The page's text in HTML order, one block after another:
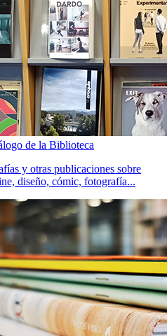
de la Biblioteca
y otras publicaciones sobre
diseño, cómic, fotografía...